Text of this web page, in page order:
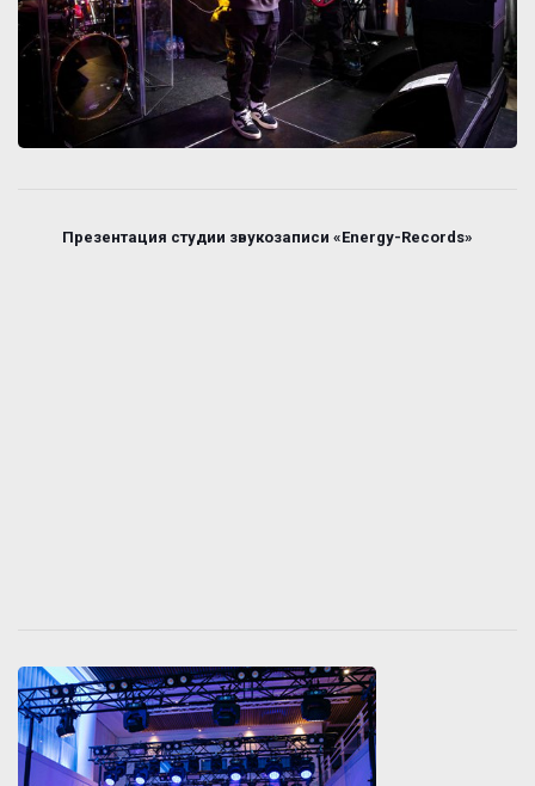
Презентация студии звукозаписи «Energy-Records»